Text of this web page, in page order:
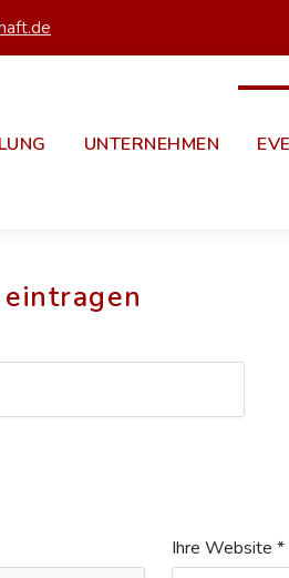
UNTERNEHMEN
Ihre Website *